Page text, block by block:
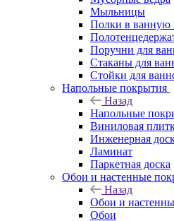
Мыльницы
Полки в ванную
Поручни для
Стаканы для
Стойки для
Напольные покрытия
Назад
Напольные
Виниловая
Инженерная
Ламинат
Паркетная доска
Обои и настенные
Назад
Обои и
Обои